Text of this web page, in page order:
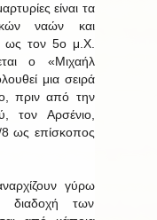
είναι τα
ναών και
ως τον 5ο μ.Χ.
ο «Μιχαήλ
μια σειρά
πριν από την
τον Αρσένιο,
ως επίσκοπος
γύρω
των